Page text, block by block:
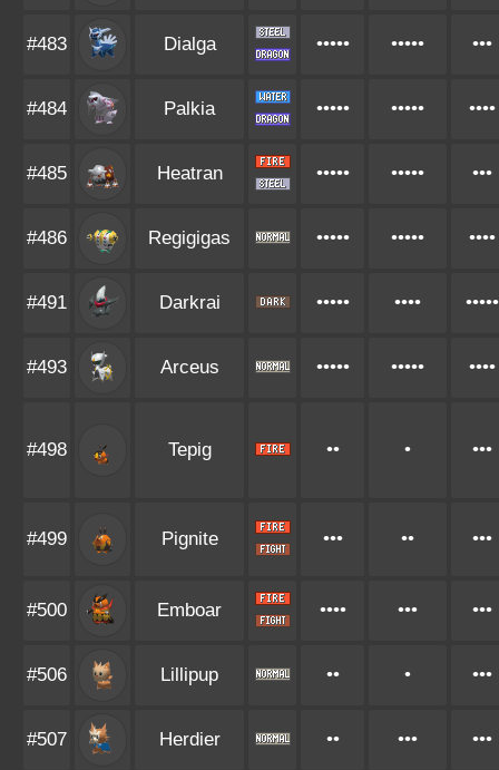
#483 Dialga ••••• ••••• •••
#484 Palkia ••••• ••••• ••••
#485 Heatran ••••• ••••• •••
#486 Regigigas ••••• ••••• ••••
#491 Darkrai ••••• •••• •••••
#493 Arceus ••••• ••••• ••••
#498 Tepig •• • •••
#499 Pignite ••• •• •••
#500 Emboar •••• ••• •••
#506 Lillipup •• • •••
#507 Herdier •• ••• •••